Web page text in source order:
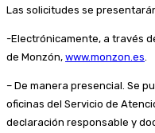
Las solicitudes se
-Electrónicamente, a través
de Monzón, www.monzon.es
– De manera presencial. Se
oficinas del Servicio de
declaración responsable y